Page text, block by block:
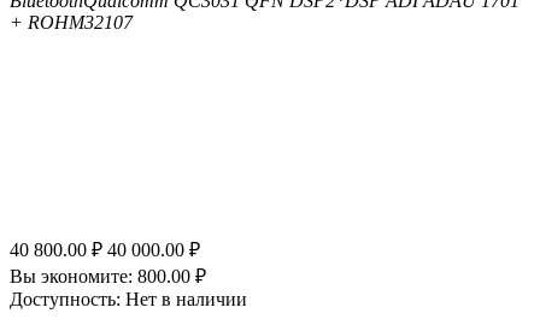
+ ROHM32107
40 800.00 ₽ 40 000.00 ₽
Вы экономите: 800.00 ₽
Доступность: Нет в наличии